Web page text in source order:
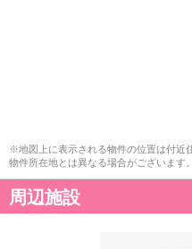
※地図上に表示される物件の位置は付近
物件所在地とは異なる場合がございます。
周辺施設